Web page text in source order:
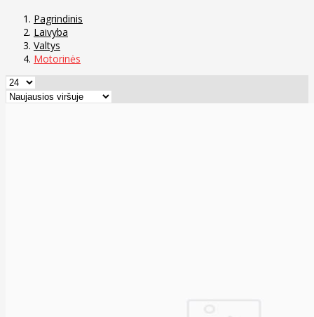
Pagrindinis
Laivyba
Valtys
Motorinės